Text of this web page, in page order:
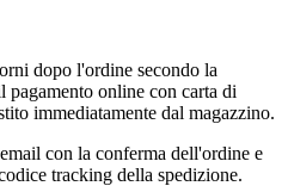
dopo l'ordine secondo la
online con carta di
immediatamente dal magazzino.
con la conferma dell'ordine e
tracking della spedizione.